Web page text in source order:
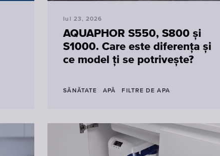
Iul 23, 2026
AQUAPHOR S550, S800 și
S1000. Care este diferența și
ce model ți se potrivește?
SĂNĂTATE APĂ FILTRE DE APA